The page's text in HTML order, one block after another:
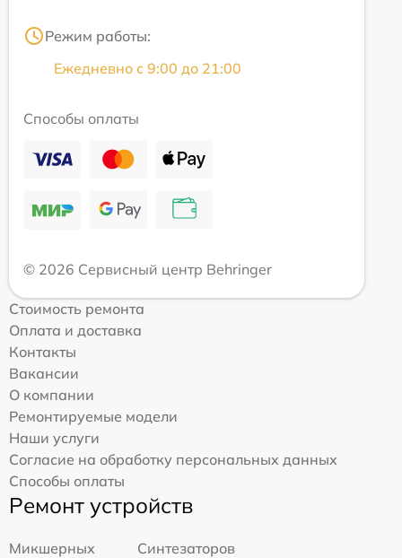
Режим работы:
Ежедневно с 9:00 до 21:00
Способы оплаты
© 2026 Сервисный центр Behringer
Стоимость ремонта
Оплата и доставка
Контакты
Вакансии
О компании
Ремонтируемые модели
Наши услуги
Согласие на обработку персональных данных
Способы оплаты
Ремонт устройств
Микшерных
Синтезаторов